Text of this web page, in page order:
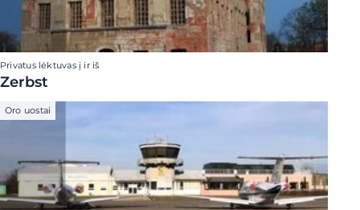
Privatus lėktuvas į ir iš
Zerbst
Oro uostai